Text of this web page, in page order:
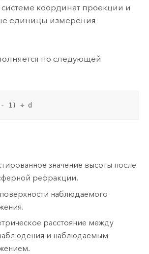
координат проекции и
единицы измерения
по следующей
1) ÷ d
значение высоты после
рефракции.
поверхности наблюдаемого
расстояние между
и наблюдаемым